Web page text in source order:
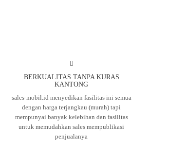
BERKUALITAS TANPA KURAS
KANTONG
sales-mobil.id menyedikan fasilitas ini semua
dengan harga terjangkau (murah) tapi
mempunyai banyak kelebihan dan fasilitas
untuk memudahkan sales mempublikasi
penjualanya